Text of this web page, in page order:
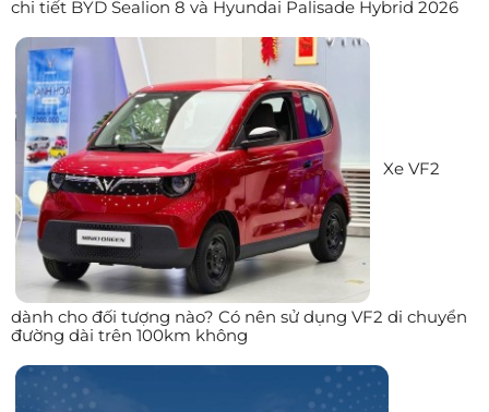
chi tiết BYD Sealion 8 và Hyundai Palisade Hybrid 2026
Xe VF2
dành cho đối tượng nào? Có nên sử dụng VF2 di chuyển
đường dài trên 100km không